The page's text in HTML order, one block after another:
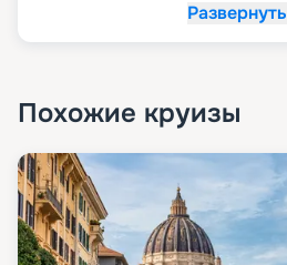
Развернуть
Похожие круизы